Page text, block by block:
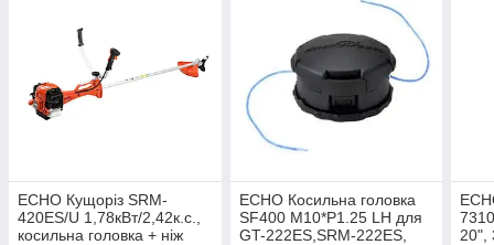
ECHO Кущоріз SRM-
420ES/U 1,78кВт/2,42к.с.,
косильна головка + ніж
ECHO Косильна головка
SF400 М10*P1.25 LH для
GT-222ES,SRM-222ES,
20",